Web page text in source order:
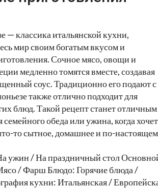
— классика итальянской кухни,
мир своим богатым вкусом и
Сочное мясо, овощи и
медленно томятся вместе, создавая
соус. Традиционно его подают с
также отлично подходит для
блюд. Такой рецепт станет отличным
семейного обеда или ужина, когда
то сытное, домашнее и по-
ужин / На праздничный стол
/ Фарш Блюдо: Горячие блюда /
кухни: Итальянская /